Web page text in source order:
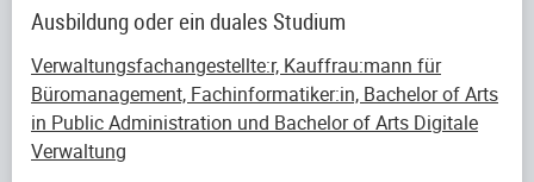
Ausbildung oder ein duales Studium
Verwaltungsfachangestellte:r, Kauffrau:mann für
Büromanagement, Fachinformatiker:in, Bachelor of Arts
in Public Administration und Bachelor of Arts Digitale
Verwaltung